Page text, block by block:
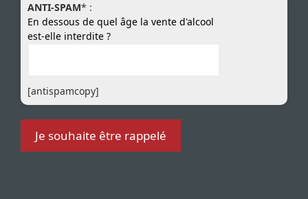
ANTI-SPAM* :
En dessous de quel âge la vente d'alcool
est-elle interdite ?
[antispamcopy]